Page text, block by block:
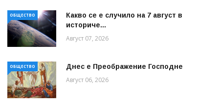
ОБЩЕСТВО
Какво се е случило на 7 август в
историче...
Август 07, 2026
ОБЩЕСТВО Днес е Преображение Господне
Август 06, 2026